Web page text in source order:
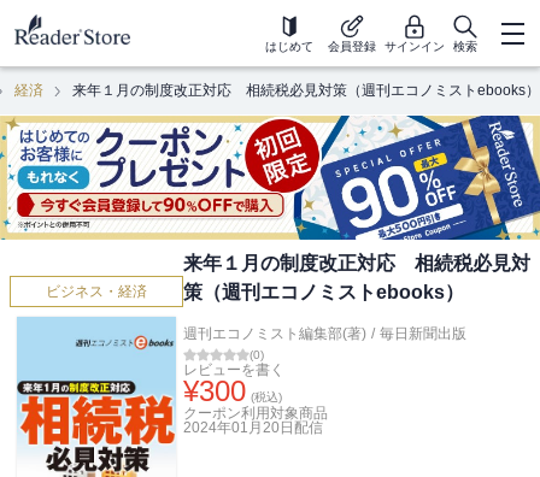
はじめて 会員登録 サインイン 検索
経済 来年１月の制度改正対応 相続税必見対策（週刊エコノミストebooks）
ビジネス・経済
来年１月の制度改正対応 相続税必見対
策（週刊エコノミストebooks）
週刊エコノミスト編集部(著) / 毎日新聞出版
(0)
レビューを書く
¥300 (税込)
クーポン利用対象商品
2024年01月20日 配信